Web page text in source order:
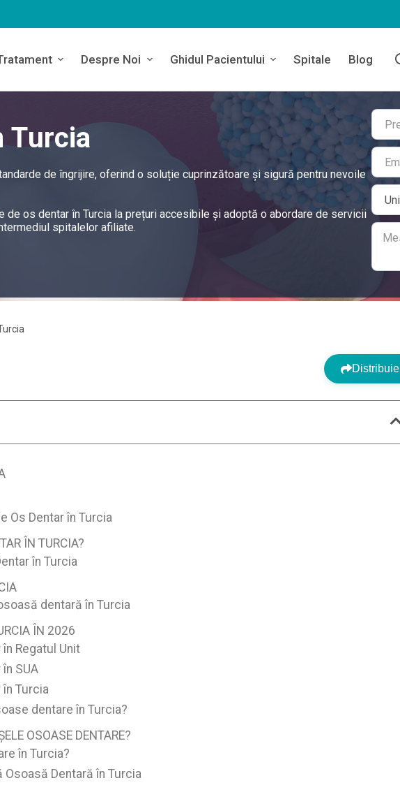
Despre Noi Ghidul Pacientului Spitale Blog
Turcia
de îngrijire, oferind o soluție cuprinzătoare și sigură pentru nevoile
os dentar în Turcia la prețuri accesibile și adoptă o abordare de servicii
spitalelor afiliate.
Distribuie
Os Dentar în Turcia
ÎN TURCIA?
în Turcia
dentară în Turcia
ÎN 2026
Regatul Unit
SUA
Turcia
dentare în Turcia?
OSOASE DENTARE?
în Turcia?
Dentară în Turcia